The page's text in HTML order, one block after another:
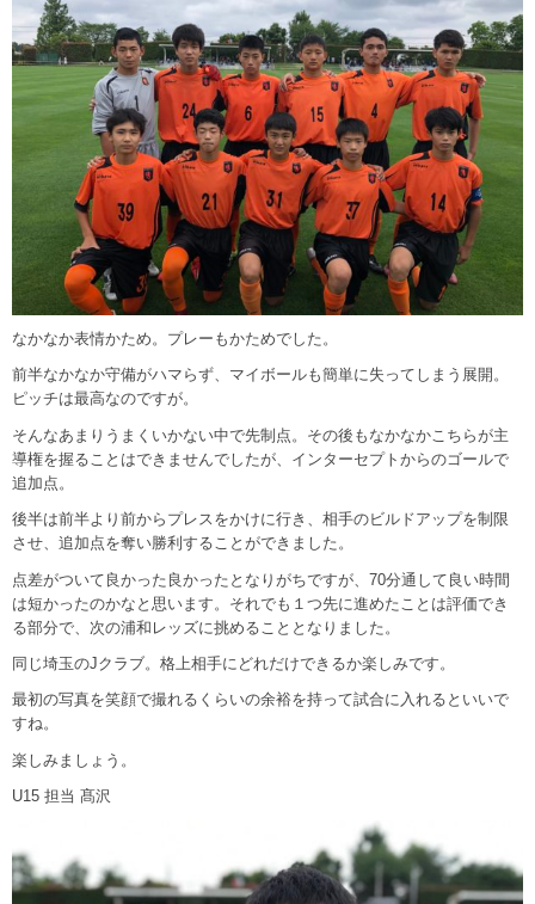
なかなか表情かため。プレーもかためでした。
前半なかなか守備がハマらず、マイボールも簡単に失ってしまう展開。
ピッチは最高なのですが。
そんなあまりうまくいかない中で先制点。その後もなかなかこちらが主
導権を握ることはできませんでしたが、インターセプトからのゴールで
追加点。
後半は前半より前からプレスをかけに行き、相手のビルドアップを制限
させ、追加点を奪い勝利することができました。
点差がついて良かった良かったとなりがちですが、70分通して良い時間
は短かったのかなと思います。それでも１つ先に進めたことは評価でき
る部分で、次の浦和レッズに挑めることとなりました。
同じ埼玉のJクラブ。格上相手にどれだけできるか楽しみです。
最初の写真を笑顔で撮れるくらいの余裕を持って試合に入れるといいで
すね。
楽しみましょう。
U15 担当 髙沢